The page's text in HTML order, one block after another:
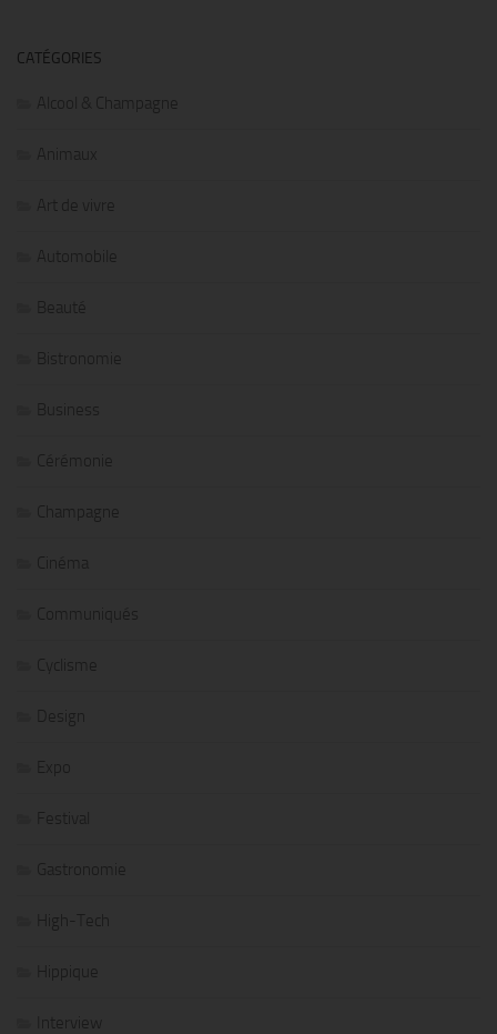
CATÉGORIES
Alcool & Champagne
Animaux
Art de vivre
Automobile
Beauté
Bistronomie
Business
Cérémonie
Champagne
Cinéma
Communiqués
Cyclisme
Design
Expo
Festival
Gastronomie
High-Tech
Hippique
Interview